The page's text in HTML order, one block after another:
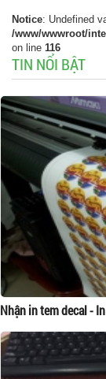
Notice: Undefined
/www/wwwroot/
on line 116
TIN NỔI BẬT
Nhận in tem decal -